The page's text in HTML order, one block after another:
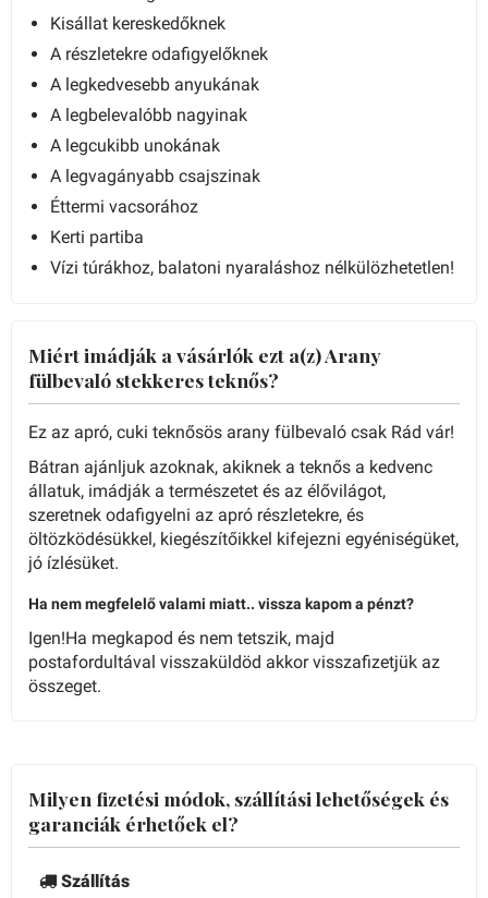
Kisállat kereskedőknek
A részletekre odafigyelőknek
A legkedvesebb anyukának
A legbelevalóbb nagyinak
A legcukibb unokának
A legvagányabb csajszinak
Éttermi vacsorához
Kerti partiba
Vízi túrákhoz, balatoni nyaraláshoz nélkülözhetetlen!
Miért imádják a vásárlók ezt a(z) Arany
fülbevaló stekkeres teknős?
Ez az apró, cuki teknősös arany fülbevaló csak Rád vár!
Bátran ajánljuk azoknak, akiknek a teknős a kedvenc
állatuk, imádják a természetet és az élővilágot,
szeretnek odafigyelni az apró részletekre, és
öltözködésükkel, kiegészítőikkel kifejezni egyéniségüket,
jó ízlésüket.
Ha nem megfelelő valami miatt.. vissza kapom a pénzt?
Igen!Ha megkapod és nem tetszik, majd
postafordultával visszaküldöd akkor visszafizetjük az
összeget.
Milyen fizetési módok, szállítási lehetőségek és
garanciák érhetőek el?
Szállítás